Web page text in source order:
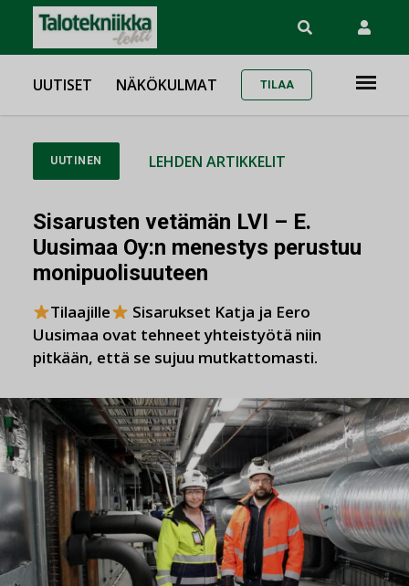
UUTISET NÄKÖKULMAT TILAA
UUTINEN LEHDEN ARTIKKELIT
Sisarusten vetämän LVI – E.
Uusimaa Oy:n menestys perustuu
monipuolisuuteen
Tilaajille
Sisarukset Katja ja Eero
Uusimaa ovat tehneet yhteistyötä niin
pitkään, että se sujuu mutkattomasti.